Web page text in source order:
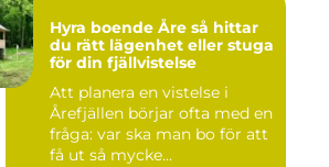
Hyra boende Åre så hittar
du rätt lägenhet eller stuga
för din fjällvistelse
Att planera en vistelse i
Årefjällen börjar ofta med en
fråga: var ska man bo för att
få ut så mycke...